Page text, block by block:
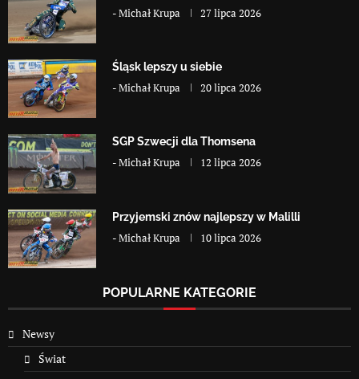
-Michał Krupa 27 lipca 2026
Śląsk lepszy u siebie
-Michał Krupa 20 lipca 2026
SGP Szwecji dla Thomsena
-Michał Krupa 12 lipca 2026
Przyjemski znów najlepszy w Malilli
-Michał Krupa 10 lipca 2026
POPULARNE KATEGORIE
Newsy
Świat